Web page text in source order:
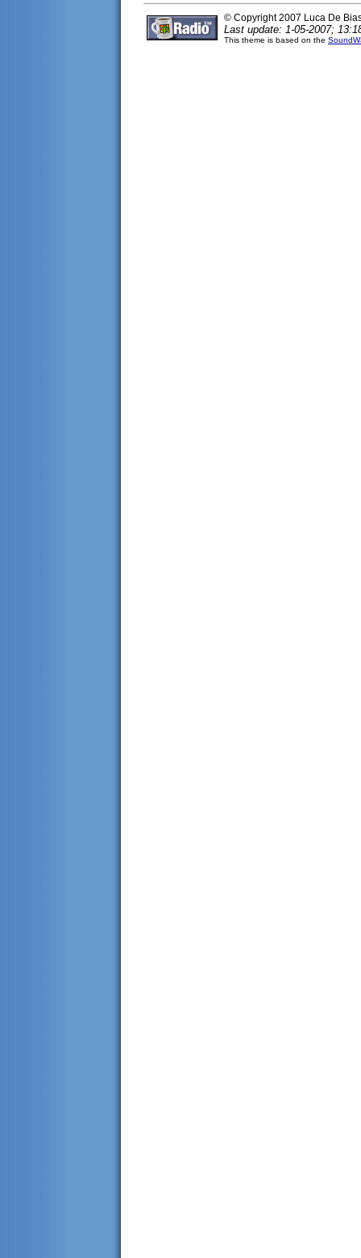
© Copyright 2007 Luca De
Last update: 1-05-2007;
This theme is based on the